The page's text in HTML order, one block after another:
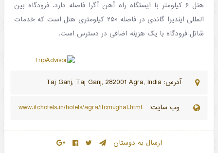
هتل ۶ کیلومتر با ایستگاه راه آهن آگرا فاصله دارد. فرودگاه بین
المللی ایندیرا گاندی در فاصله ۲۵۰ کیلومتری هتل است که خدمات
شاتل فرودگاه با یک هزینه اضافی در دسترس است.
آدرس: Taj Ganj, Taj Ganj, 282001 Agra, India
وب سایت:
ارسال به دوستان